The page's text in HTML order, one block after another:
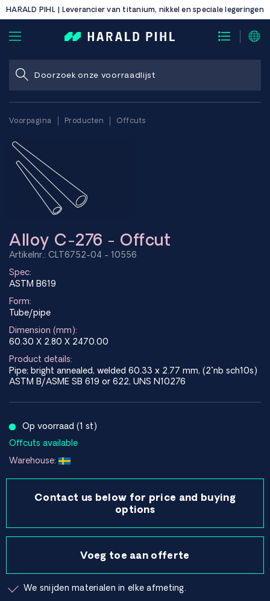
HARALD PIHL | Leverancier van titanium, nikkel en speciale legeringen
Voorpagina Producten Offcuts
Alloy C-276 - Offcut
Artikelnr.: CLT6752-04 - 10556
Spec:
ASTM B619
Form:
Tube/pipe
Dimension (mm):
60.30 X 2.80 X 2470.00
Product details:
Pipe; bright annealed, welded 60.33 x 2.77 mm, (2"nb sch10s)
ASTM B/ASME SB 619 or 622, UNS N10276
Op voorraad (1 st)
Offcuts available
Warehouse:
Contact us below for price and buying
options
Voeg toe aan offerte
We snijden materialen in elke afmeting.